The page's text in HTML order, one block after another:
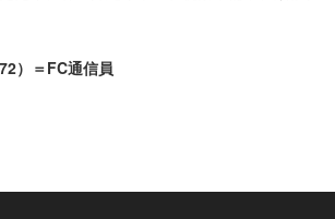
）＝FC通信員